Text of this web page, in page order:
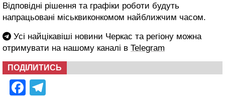
Відповідні рішення та графіки роботи будуть
напрацьовані міськвиконкомом найближчим часом.
Усі найцікавіші новини Черкас та регіону можна
отримувати на нашому каналі в Telegram
ПОДІЛИТИСЬ
Facebook